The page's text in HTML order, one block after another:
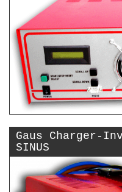
Gaus Charger-
SINUS